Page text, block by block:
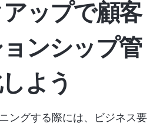
ップで顧客
ンシップ管
よう
ングする際には、ビジネス要